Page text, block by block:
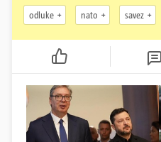
odluke nato savez